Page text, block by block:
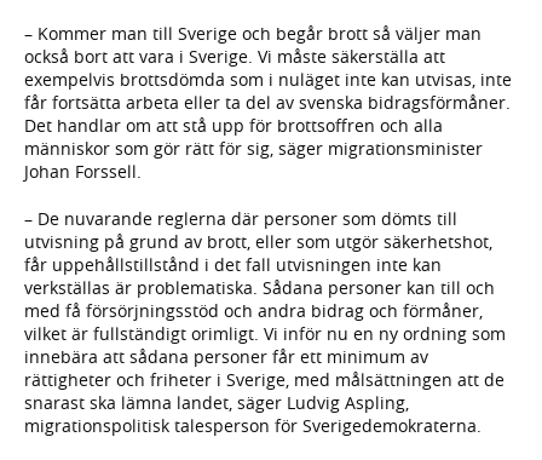
– Kommer man till Sverige och begår brott så väljer man
också bort att vara i Sverige. Vi måste säkerställa att
exempelvis brottsdömda som i nuläget inte kan utvisas, inte
får fortsätta arbeta eller ta del av svenska bidragsförmåner.
Det handlar om att stå upp för brottsoffren och alla
människor som gör rätt för sig, säger migrationsminister
Johan Forssell.
– De nuvarande reglerna där personer som dömts till
utvisning på grund av brott, eller som utgör säkerhetshot,
får uppehållstillstånd i det fall utvisningen inte kan
verkställas är problematiska. Sådana personer kan till och
med få försörjningsstöd och andra bidrag och förmåner,
vilket är fullständigt orimligt. Vi inför nu en ny ordning som
innebära att sådana personer får ett minimum av
rättigheter och friheter i Sverige, med målsättningen att de
snarast ska lämna landet, säger Ludvig Aspling,
migrationspolitisk talesperson för Sverigedemokraterna.